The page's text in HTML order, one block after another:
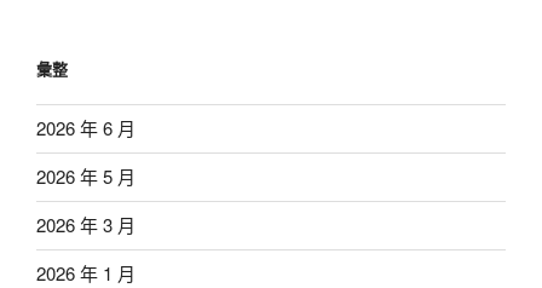
彙整
2026 年 6 月
2026 年 5 月
2026 年 3 月
2026 年 1 月